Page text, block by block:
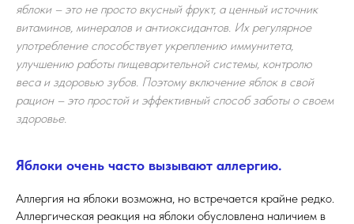
яблоки – это не просто вкусный фрукт, а ценный источник
витаминов, минералов и антиоксидантов. Их регулярное
употребление способствует укреплению иммунитета,
улучшению работы пищеварительной системы, контролю
веса и здоровью зубов. Поэтому включение яблок в свой
рацион – это простой и эффективный способ заботы о своем
здоровье.
Яблоки очень часто вызывают аллергию.
Аллергия на яблоки возможна, но встречается крайне редко.
Аллергическая реакция на яблоки обусловлена наличием в